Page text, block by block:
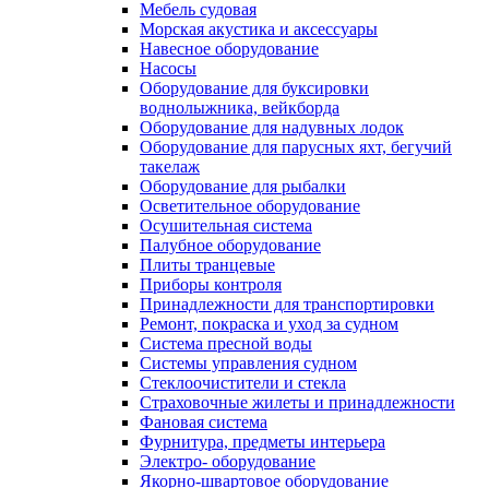
Мебель судовая
Морская акустика и аксессуары
Навесное оборудование
Насосы
Оборудование для буксировки
воднолыжника, вейкборда
Оборудование для надувных лодок
Оборудование для парусных яхт, бегучий
такелаж
Оборудование для рыбалки
Осветительное оборудование
Осушительная система
Палубное оборудование
Плиты транцевые
Приборы контроля
Принадлежности для транспортировки
Ремонт, покраска и уход за судном
Система пресной воды
Системы управления судном
Стеклоочистители и стекла
Страховочные жилеты и принадлежности
Фановая система
Фурнитура, предметы интерьера
Электро- оборудование
Якорно-швартовое оборудование